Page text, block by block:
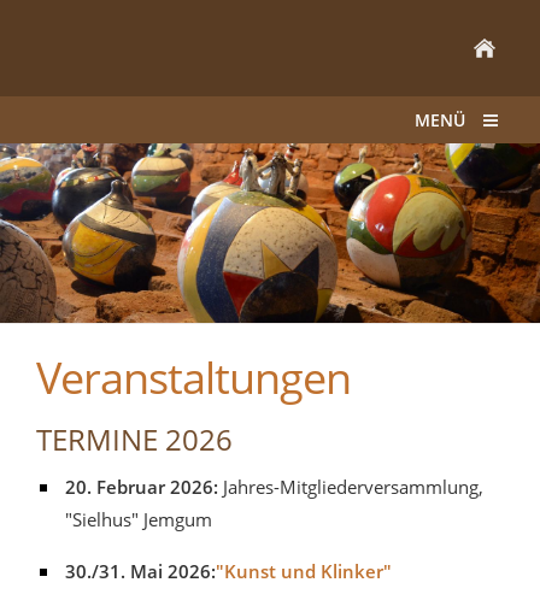
MENÜ
Veranstaltungen
TERMINE 2026
20. Februar 2026: Jahres-Mitgliederversammlung,
"Sielhus" Jemgum
30./31. Mai 2026:"Kunst und Klinker"